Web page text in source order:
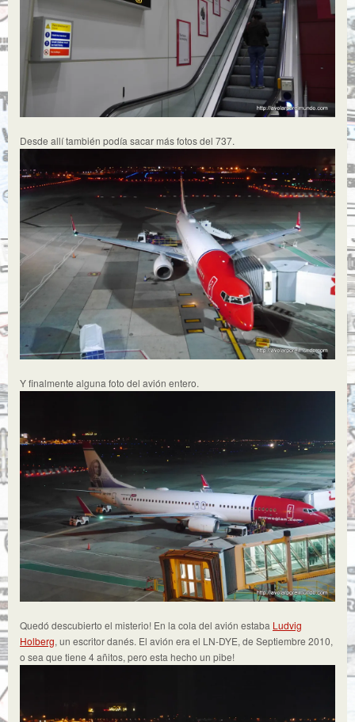
Desde allí también podía sacar más fotos del 737.
Y finalmente alguna foto del avión entero.
Quedó descubierto el misterio! En la cola del avión estaba Ludvig
Holberg, un escritor danés. El avión era el LN-DYE, de Septiembre 2010,
o sea que tiene 4 añitos, pero esta hecho un pibe!